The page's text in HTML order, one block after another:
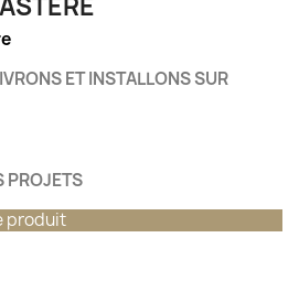
ET INSTALLONS SUR
PROJETS
produit